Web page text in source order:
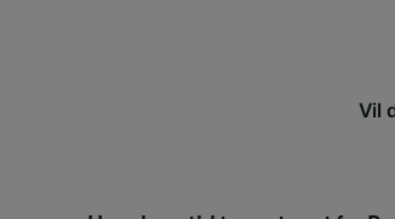
Vil